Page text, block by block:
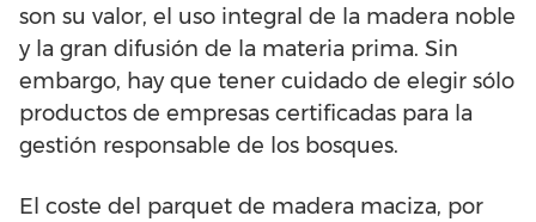
son su valor, el uso integral de la madera noble
y la gran difusión de la materia prima. Sin
embargo, hay que tener cuidado de elegir sólo
productos de empresas certificadas para la
gestión responsable de los bosques.
El coste del parquet de madera maciza, por